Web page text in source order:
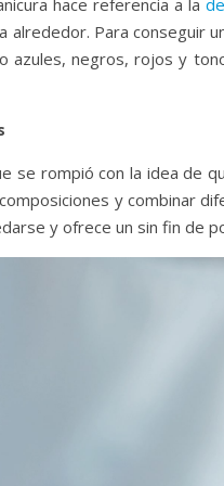
alrededor. Para conseguir
azules, negros, rojos y
se rompió con la idea de
y combinar
y ofrece un sin fin de